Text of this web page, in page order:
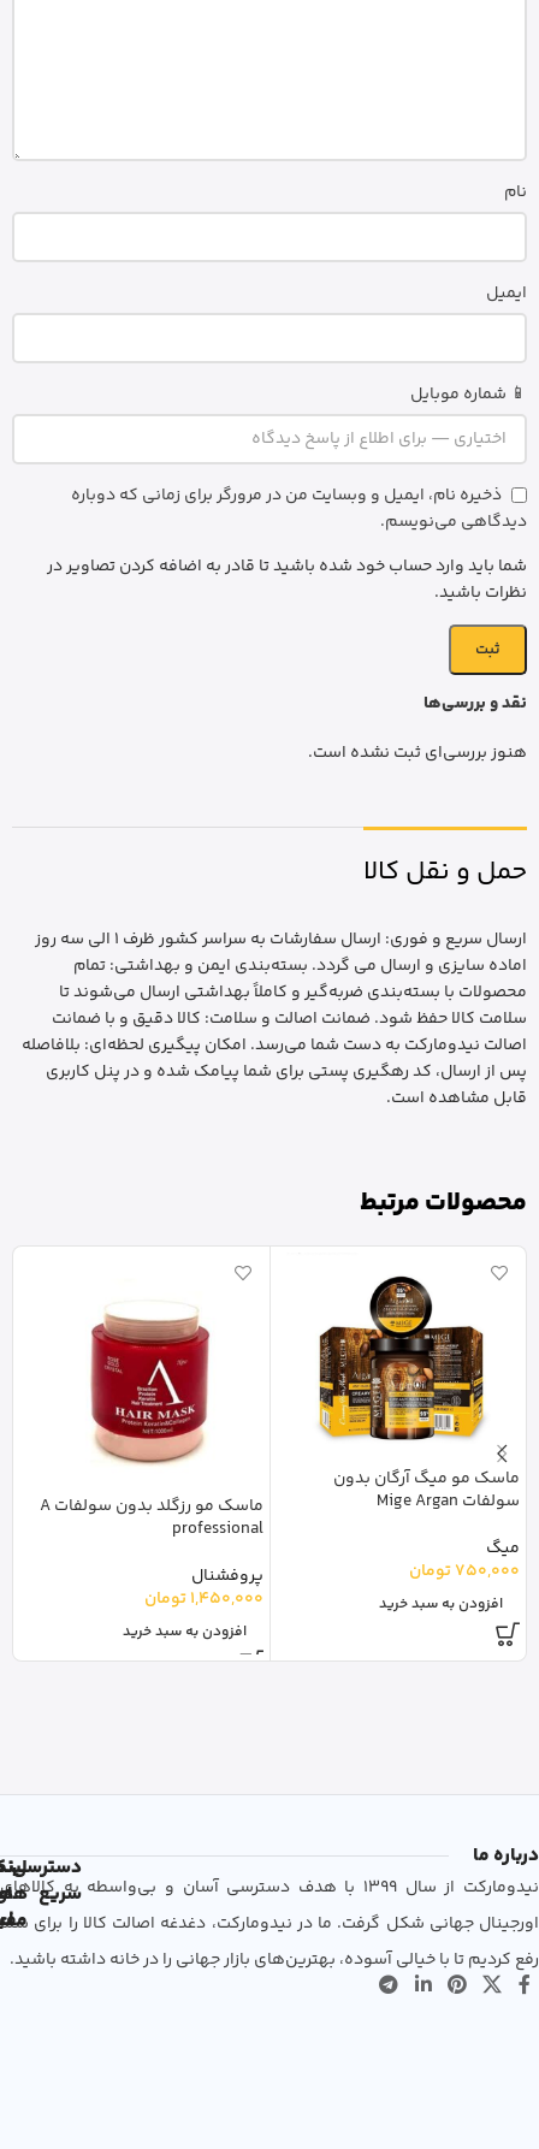
نقد و بررسی‌ها
هنوز بررسی‌ای ثبت نشده است.
نام
ایمیل
📱 شماره موبایل
ذخیره نام، ایمیل و وبسایت من در مرورگر برای زمانی که دوباره
دیدگاهی می‌نویسم.
شما باید وارد حساب خود شده باشید تا قادر به اضافه کردن تصاویر در
نظرات باشید.
حمل و نقل کالا
ارسال سریع و فوری: ارسال سفارشات به سراسر کشور ظرف 1 الی سه روز
اماده سایزی و ارسال می گردد. بسته‌بندی ایمن و بهداشتی: تمام
محصولات با بسته‌بندی ضربه‌گیر و کاملاً بهداشتی ارسال می‌شوند تا
سلامت کالا حفظ شود. ضمانت اصالت و سلامت: کالا دقیق و با ضمانت
اصالت نیدومارکت به دست شما می‌رسد. امکان پیگیری لحظه‌ای: بلافاصله
پس از ارسال، کد رهگیری پستی برای شما پیامک شده و در پنل کاربری
قابل مشاهده است.
محصولات مرتبط
ماسک مو میگ آرگان بدون
سولفات Mige Argan
میگ
750,000تومان
افزودن به سبد خرید
ماسک مو رزگلد بدون سولفات A
professional
پروفشنال
1,450,000تومان
افزودن به سبد خرید
درباره ما
نیدومارکت از سال 1399 با هدف دسترسی آسان و بی‌واسطه به کالاهای
اورجینال جهانی شکل گرفت. ما در نیدومارکت، دغدغه اصالت کالا را برای شما
رفع کردیم تا با خیالی آسوده، بهترین‌های بازار جهانی را در خانه داشته باشید.
دسترسی
سریع